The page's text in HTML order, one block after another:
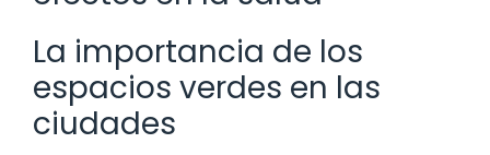
La importancia de los
espacios verdes en las
ciudades